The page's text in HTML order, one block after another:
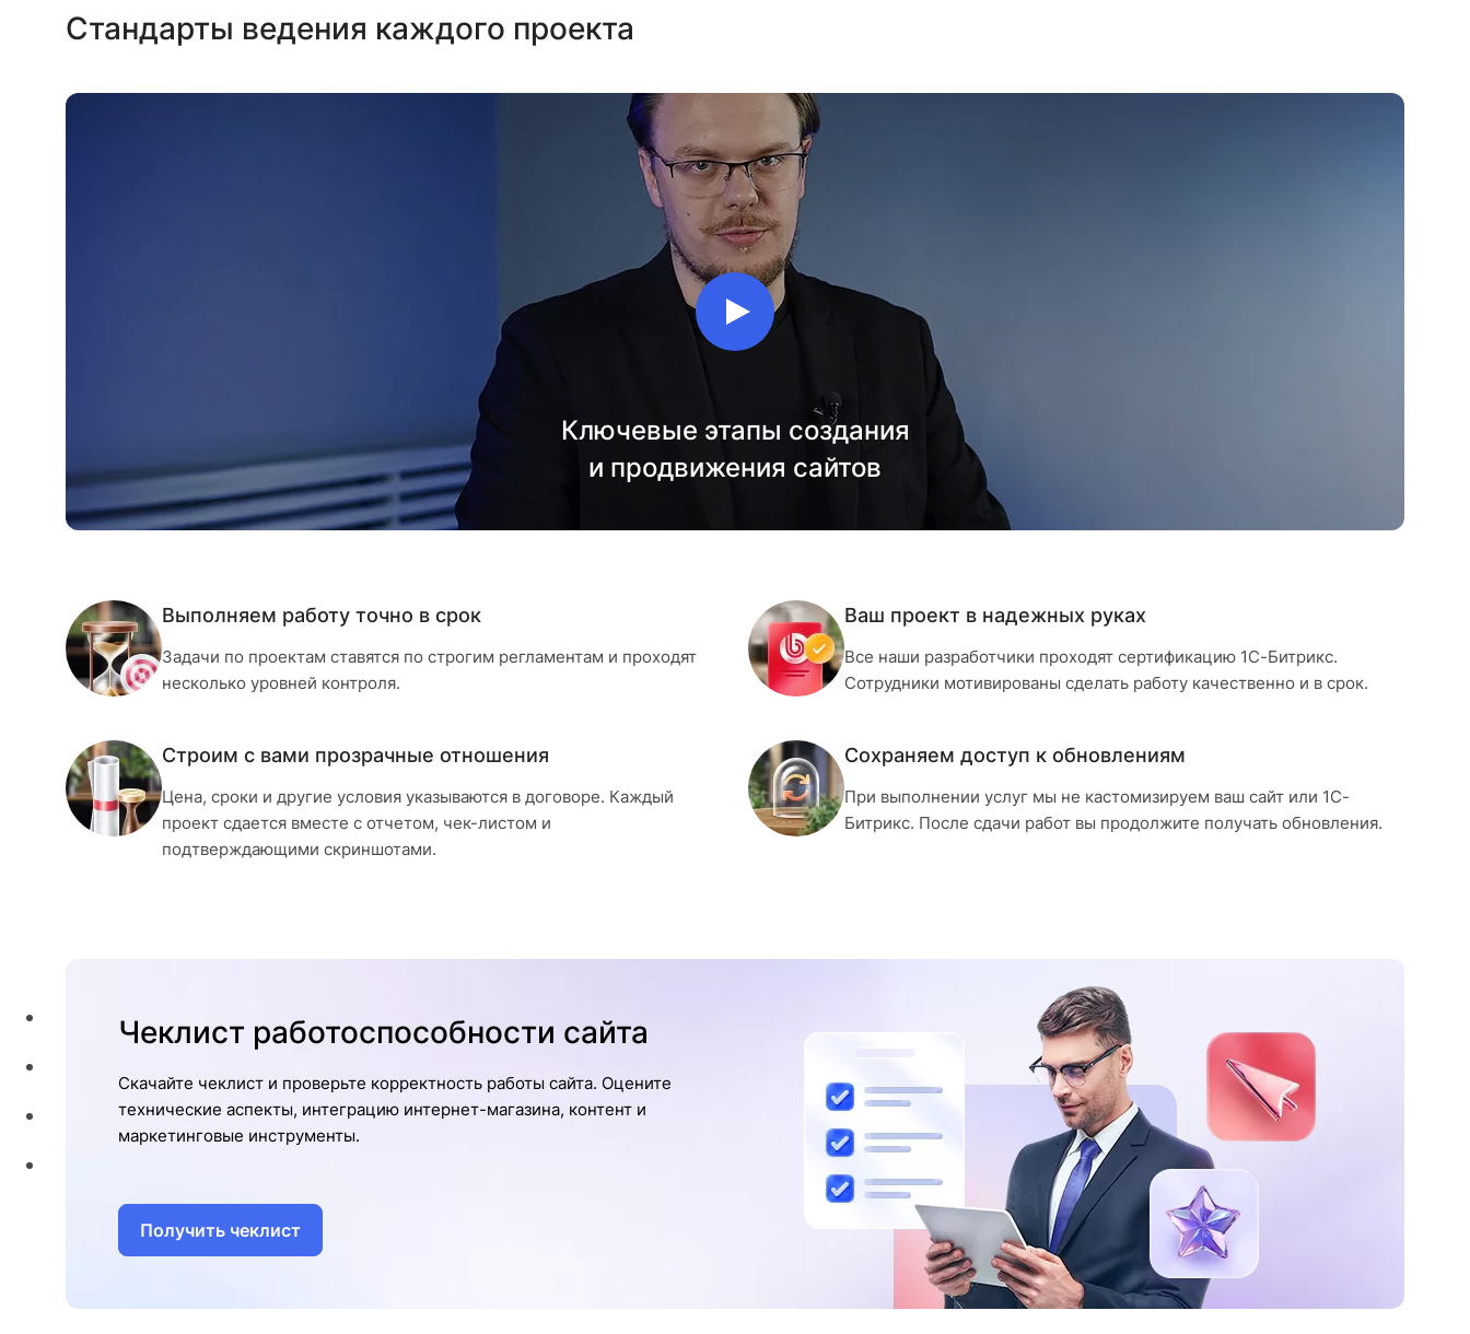
Стандарты ведения каждого проекта
Ключевые этапы создания
и продвижения сайтов
Выполняем работу точно в срок
Задачи по проектам ставятся по строгим регламентам и проходят
несколько уровней контроля.
Ваш проект в надежных руках
Все наши разработчики проходят сертификацию 1С-Битрикс.
Сотрудники мотивированы сделать работу качественно и в срок.
Строим с вами прозрачные отношения
Цена, сроки и другие условия указываются в договоре. Каждый
проект сдается вместе с отчетом, чек-листом и
подтверждающими скриншотами.
Сохраняем доступ к обновлениям
При выполнении услуг мы не кастомизируем ваш сайт или 1С-
Битрикс. После сдачи работ вы продолжите получать обновления.
Чеклист работоспособности сайта
Скачайте чеклист и проверьте корректность работы сайта. Оцените
технические аспекты, интеграцию интернет-магазина, контент и
маркетинговые инструменты.
Получить чеклист